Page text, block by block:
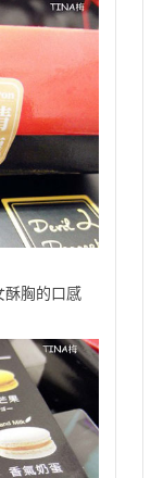
酥胸的口感